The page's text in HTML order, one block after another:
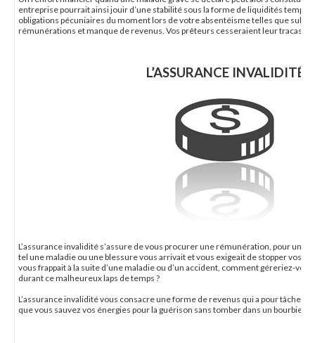
entreprise pourrait ainsi jouir d’une stabilité sous la forme de liquidités
obligations pécuniaires du moment lors de votre absentéisme telles que
rémunérations et manque de revenus. Vos prêteurs cesseraient leur tracas à
L’ASSURANCE INVALIDITÉ
L’assurance invalidité s’assure de vous procurer une rémunération, pour un
tel une maladie ou une blessure vous arrivait et vous exigeait de stopper vos
vous frappait à la suite d’une maladie ou d’un accident, comment géreriez-
durant ce malheureux laps de temps ?
L’assurance invalidité vous consacre une forme de revenus qui a pour tâche
que vous sauvez vos énergies pour la guérison sans tomber dans un bourbier